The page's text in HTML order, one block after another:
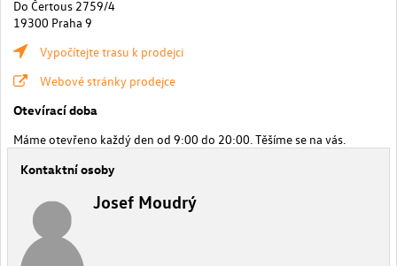
Do Čertous 2759/4
19300 Praha 9
Vypočítejte trasu k prodejci
Webové stránky prodejce
Otevírací doba
Máme otevřeno každý den od 9:00 do 20:00. Těšíme se na vás.
Kontaktní osoby
Josef Moudrý